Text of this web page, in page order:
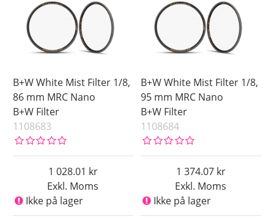
B+W White Mist Filter 1/8,
86 mm MRC Nano
B+W Filter
1108683
Exkl. Moms
1 028.01
Ikke på lager
B+W White Mist Filter 1/8,
95 mm MRC Nano
B+W Filter
1108684
Exkl. Moms
1 374.07
Ikke på lager